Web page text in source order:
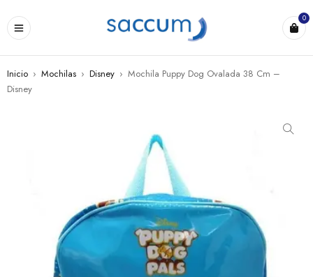
0
Inicio › Mochilas › Disney › Mochila Puppy Dog Ovalada 38 Cm –
Disney